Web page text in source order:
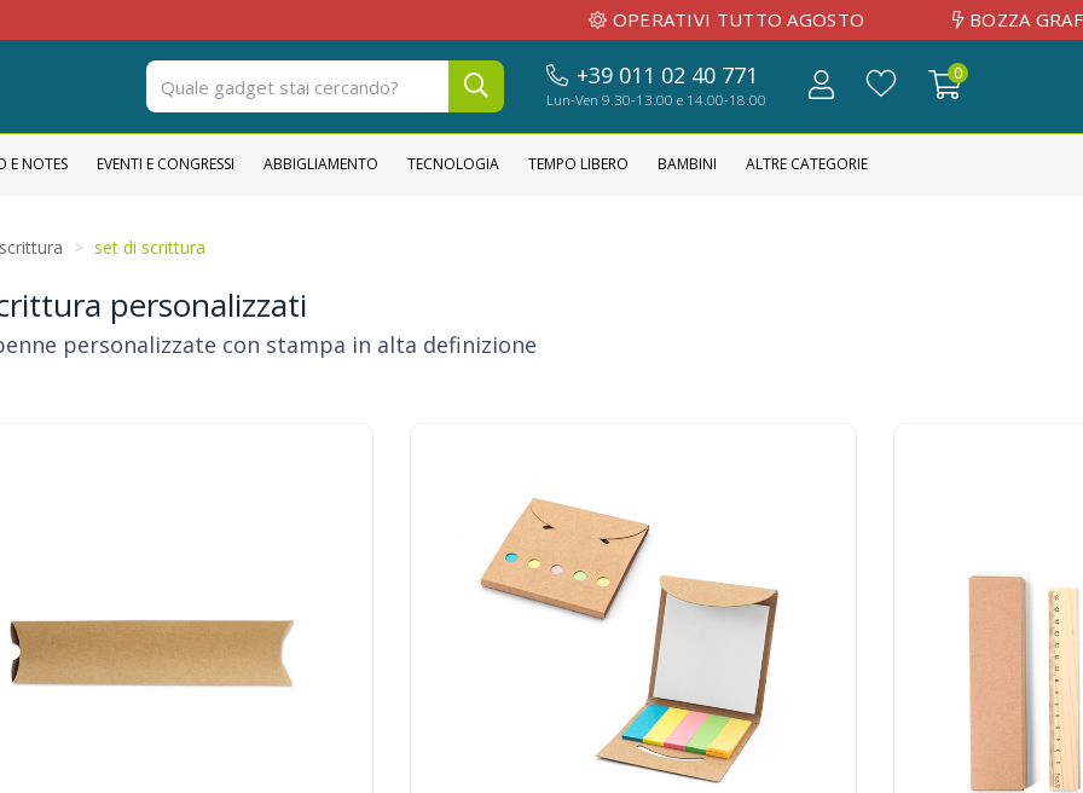
OPERATIVI TUTTO AGOSTO BOZZA GRAFICA
+39 011 02 40 771
Lun-Ven 9.30-13.00 e 14.00-18.00
0
E NOTES EVENTI E CONGRESSI ABBIGLIAMENTO TECNOLOGIA TEMPO LIBERO BAMBINI ALTRE CATEGORIE
scrittura set di scrittura
personalizzati
personalizzate con stampa in alta definizione